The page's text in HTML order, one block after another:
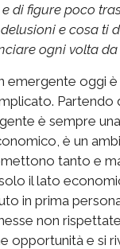
di figure poco
e cosa ti
ogni volta
emergente oggi è
Partendo
è sempre
è un
tanto e
il lato
in prima
non
opportunità e si